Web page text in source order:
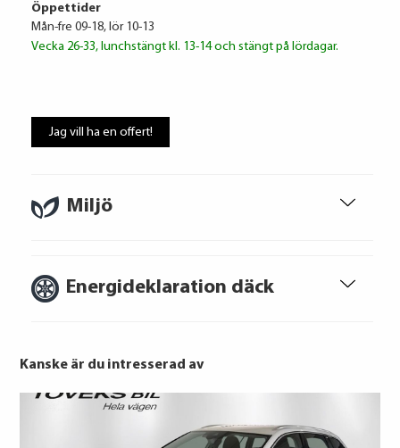
Miljö
Energideklaration däck
Om du inte kan betala tillbaka skulden i
lån. För stöd, vänd dig till budget- och
Öppettider
Mån-fre 09-18, lör 10-13
Vecka 26-33, lunchstängt kl. 13-14 och stängt på lördagar.
Jag vill ha en offert!
Kanske är du intresserad av